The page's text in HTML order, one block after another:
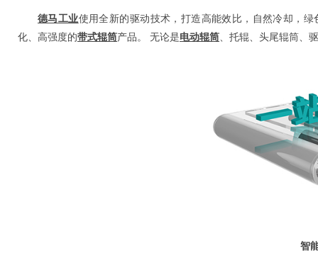
德马工业使用全新的驱动技术，打造高能效比，自然冷却，
化、高强度的带式辊筒产品。 无论是电动辊筒、托辊、头尾辊筒、
智